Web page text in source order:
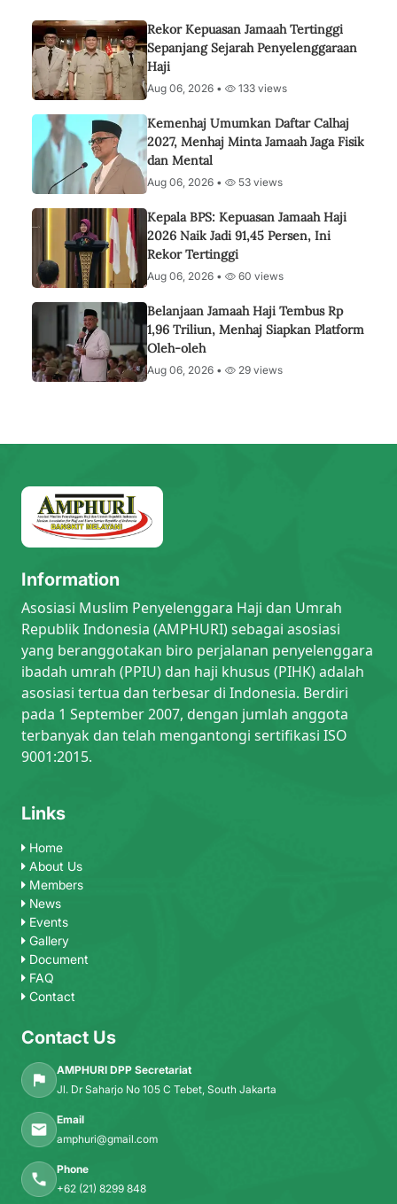
Rekor Kepuasan Jamaah Tertinggi
Sepanjang Sejarah Penyelenggaraan
Haji
Aug 06, 2026 • 133 views
Kemenhaj Umumkan Daftar Calhaj
2027, Menhaj Minta Jamaah Jaga Fisik
dan Mental
Aug 06, 2026 • 53 views
Kepala BPS: Kepuasan Jamaah Haji
2026 Naik Jadi 91,45 Persen, Ini
Rekor Tertinggi
Aug 06, 2026 • 60 views
Belanjaan Jamaah Haji Tembus Rp
1,96 Triliun, Menhaj Siapkan Platform
Oleh-oleh
Aug 06, 2026 • 29 views
Information
Asosiasi Muslim Penyelenggara Haji dan Umrah
Republik Indonesia (AMPHURI) sebagai asosiasi
yang beranggotakan biro perjalanan penyelenggara
ibadah umrah (PPIU) dan haji khusus (PIHK) adalah
asosiasi tertua dan terbesar di Indonesia. Berdiri
pada 1 September 2007, dengan jumlah anggota
terbanyak dan telah mengantongi sertifikasi ISO
9001:2015.
Links
Home
About Us
Members
News
Events
Gallery
Document
FAQ
Contact
Contact Us
AMPHURI DPP Secretariat
Jl. Dr Saharjo No 105 C Tebet, South Jakarta
Email
amphuri@gmail.com
Phone
+62 (21) 8299 848